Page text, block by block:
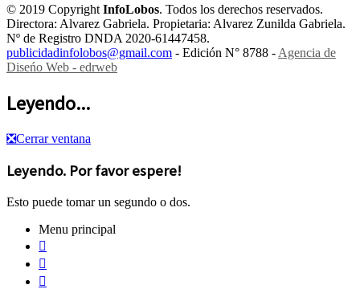
© 2019 CopyrightInfoLobos. Todos los derechos reservados.
Directora: Alvarez Gabriela. Propietaria: Alvarez Zunilda Gabriela.
Nº de Registro DNDA 2020-61447458.
publicidadinfolobos@gmail.com - Edición N° 8788 -Agencia de
Diseńo Web - edrweb
Leyendo...
❎Cerrar ventana
Leyendo. Por favor espere!
Esto puede tomar un segundo o dos.
Menu principal


